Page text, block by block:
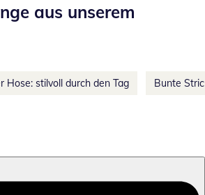
aus unserem
Hose: stilvoll durch den Tag Bunte